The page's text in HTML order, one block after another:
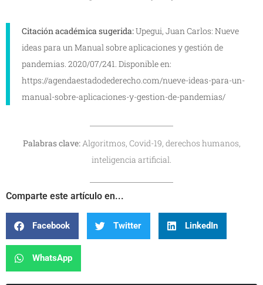
Citación académica sugerida:Upegui, Juan Carlos: Nueve
ideas para un Manual sobre aplicaciones y gestión de
pandemias. 2020/07/241. Disponible en:
https://agendaestadodederecho.com/nueve-ideas-para-un-
manual-sobre-aplicaciones-y-gestion-de-pandemias/
Palabras clave:Algoritmos, Covid-19, derechos humanos,
inteligencia artificial.
Comparte este artículo en...
Facebook Twitter LinkedIn
WhatsApp